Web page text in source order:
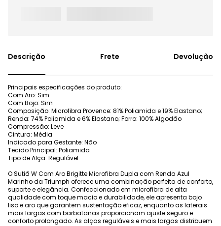
Frete Devolução
Principais especificações do produto:
Com Aro: Sim
Com Bojo: Sim
Composição: Microfibra Provence: 81% Poliamida e 19% Elastano;
Renda: 74% Poliamida e 6% Elastano; Forro: 100% Algodão
Compressão: Leve
Cintura: Média
Indicado para Gestante: Não
Tecido Principal: Poliamida
Tipo de Alça: Regulável
O Sutiã W Com Aro Brigitte Microfibra Dupla com Renda Azul
Marinho da Triumph oferece uma combinação perfeita de conforto,
suporte e elegância. Confeccionado em microfibra de alta
qualidade com toque macio e durabilidade, ele apresenta bojo
liso e aro que garantem sustentação eficaz, enquanto as laterais
mais largas com barbatanas proporcionam ajuste seguro e
conforto prolongado. As alças reguláveis e mais largas distribuem